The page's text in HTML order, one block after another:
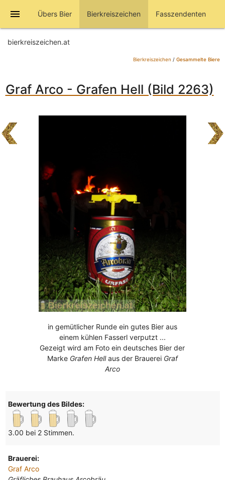
menu Übers Bier Bierkreiszeichen Fasszendenten
bierkreiszeichen.at
Bierkreiszeichen / Gesammelte Biere
Graf Arco - Grafen Hell (Bild 2263)
in gemütlicher Runde ein gutes Bier aus
einem kühlen Fasserl verputzt ...
Gezeigt wird am Foto ein deutsches Bier der
Marke Grafen Hellaus der Brauerei Graf
Arco
Bewertung des Bildes:
3.00 bei 2 Stimmen.
Brauerei:
Graf Arco